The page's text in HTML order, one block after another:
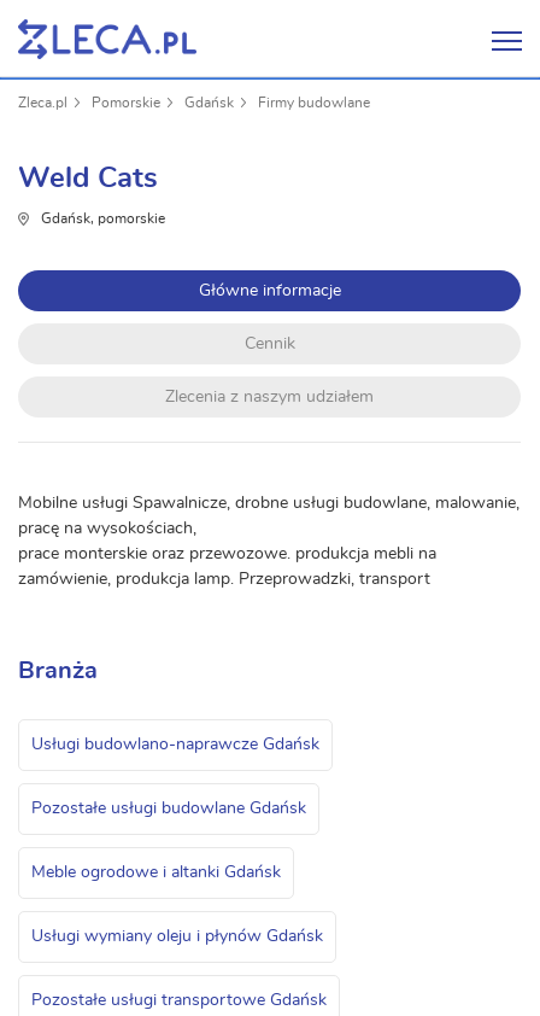
Zleca.pl Pomorskie Gdańsk Firmy budowlane
Weld Cats
Gdańsk, pomorskie
Główne informacje
Cennik
Zlecenia z naszym udziałem
Mobilne usługi Spawalnicze, drobne usługi budowlane, malowanie,
pracę na wysokościach,
prace monterskie oraz przewozowe. produkcja mebli na
zamówienie, produkcja lamp. Przeprowadzki, transport
Branża
Usługi budowlano-naprawcze Gdańsk
Pozostałe usługi budowlane Gdańsk
Meble ogrodowe i altanki Gdańsk
Usługi wymiany oleju i płynów Gdańsk
Pozostałe usługi transportowe Gdańsk